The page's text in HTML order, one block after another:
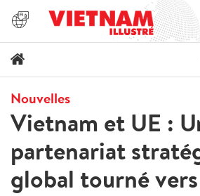
Nouvelles
Vietnam et UE :
partenariat
global tourné